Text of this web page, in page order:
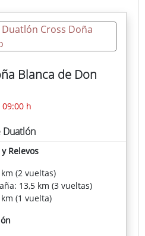
y resguardo bancario
6 de noviembre de
Blanca de Don
09:00 h
Duatlón
Relevos
(2 vueltas)
13,5 km (3 vueltas)
(1 vuelta)